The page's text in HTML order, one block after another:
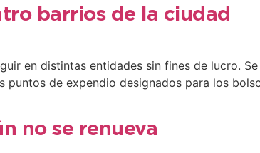
barrios de la ciudad
en distintas entidades sin fines de lucro.
de expendio designados para los
no se renueva